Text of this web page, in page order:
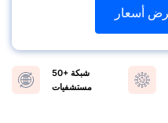
أسعار
50+ شبكة
مستشفيات